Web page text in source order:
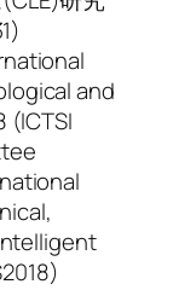
and
(ICTSI